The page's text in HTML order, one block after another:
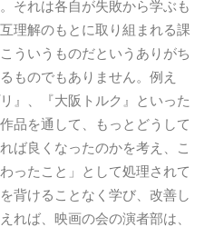
それは各自が失敗から学ぶも
理解のもとに取り組まれる課
ういうものだというありがち
ものでもありません。例え
』、『大阪トルク』といった
品を通して、もっとどうして
ば良くなったのかを考え、こ
ったこと」として処理されて
背けることなく学び、改善し
れば、映画の会の演者部は、